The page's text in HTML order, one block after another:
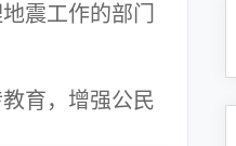
震工作的部门
育，增强公民